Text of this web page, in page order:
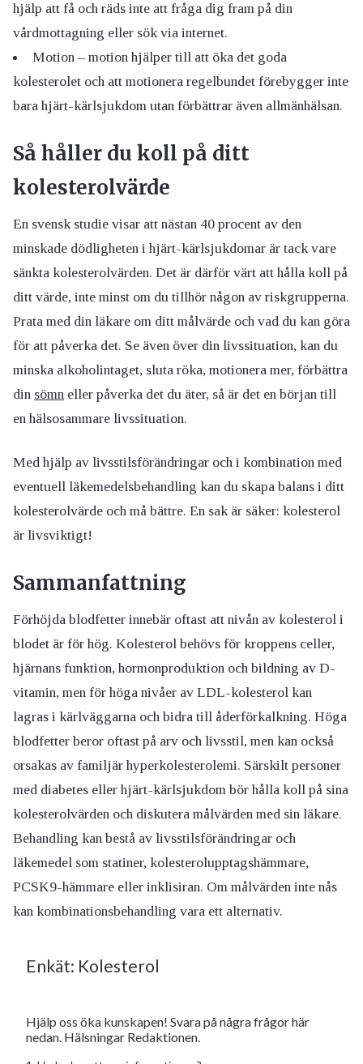
hjälp att få och räds inte att fråga dig fram på din
vårdmottagning eller sök via internet.
Motion – motion hjälper till att öka det goda
kolesterolet och att motionera regelbundet förebygger inte
bara hjärt-kärlsjukdom utan förbättrar även allmänhälsan.
Så håller du koll på ditt
kolesterolvärde
En svensk studie visar att nästan 40 procent av den
minskade dödligheten i hjärt-kärlsjukdomar är tack vare
sänkta kolesterolvärden. Det är därför värt att hålla koll på
ditt värde, inte minst om du tillhör någon av riskgrupperna.
Prata med din läkare om ditt målvärde och vad du kan göra
för att påverka det. Se även över din livssituation, kan du
minska alkoholintaget, sluta röka, motionera mer, förbättra
din sömn eller påverka det du äter, så är det en början till
en hälsosammare livssituation.
Med hjälp av livsstilsförändringar och i kombination med
eventuell läkemedelsbehandling kan du skapa balans i ditt
kolesterolvärde och må bättre. En sak är säker: kolesterol
är livsviktigt!
Sammanfattning
Förhöjda blodfetter innebär oftast att nivån av kolesterol i
blodet är för hög. Kolesterol behövs för kroppens celler,
hjärnans funktion, hormonproduktion och bildning av D-
vitamin, men för höga nivåer av LDL-kolesterol kan
lagras i kärlväggarna och bidra till åderförkalkning. Höga
blodfetter beror oftast på arv och livsstil, men kan också
orsakas av familjär hyperkolesterolemi. Särskilt personer
med diabetes eller hjärt-kärlsjukdom bör hålla koll på sina
kolesterolvärden och diskutera målvärden med sin läkare.
Behandling kan bestå av livsstilsförändringar och
läkemedel som statiner, kolesterolupptagshämmare,
PCSK9-hämmare eller inklisiran. Om målvärden inte nås
kan kombinationsbehandling vara ett alternativ.